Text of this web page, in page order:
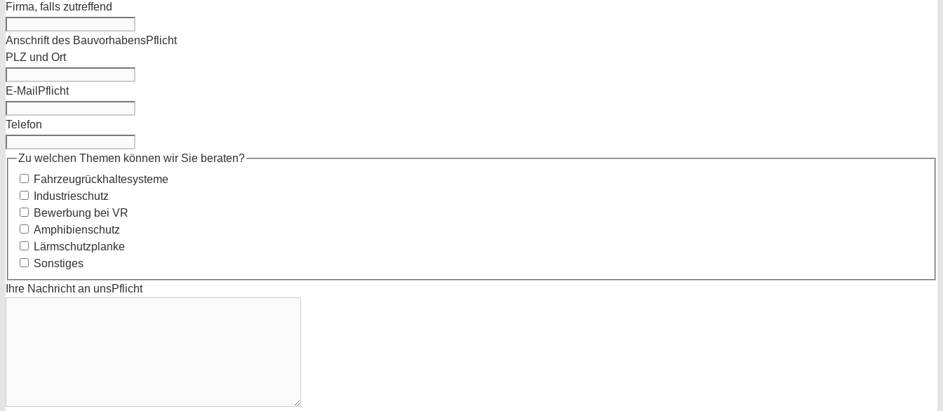
Firma, falls zutreffend
Anschrift des BauvorhabensPflicht
PLZ und Ort
E-Mail Pflicht
Telefon
Zu welchen Themen können wir Sie beraten?
Fahrzeugrückhaltesysteme
Industrieschutz
Bewerbung bei VR
Amphibienschutz
Lärmschutzplanke
Sonstiges
Ihre Nachricht an unsPflicht